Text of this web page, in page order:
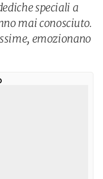
speciali a
mai conosciuto.
emozionano